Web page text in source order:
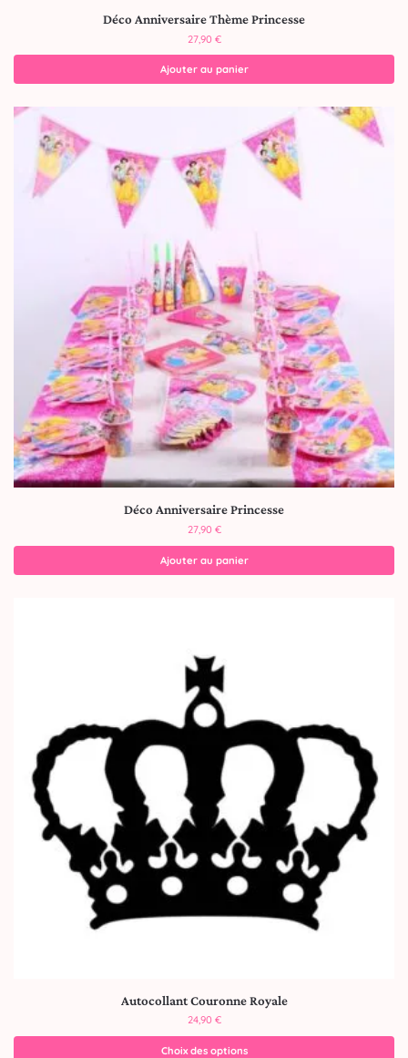
Déco Anniversaire Thème Princesse
27,90 €
Ajouter au panier
Déco Anniversaire Princesse
27,90 €
Ajouter au panier
Autocollant Couronne Royale
24,90 €
Choix des options